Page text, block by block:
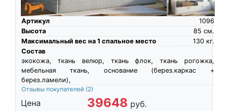
Артикул
1096
Высота
см.
85
Максимальный вес на 1 спальное место
кг.
130
Состав
экокожа, ткань велюр, ткань флок, ткань рогожка,
мебельная ткань, основание (берез.каркас +
берез.ламели),
Отзывы покупателей (2)
Цена 39648 руб.